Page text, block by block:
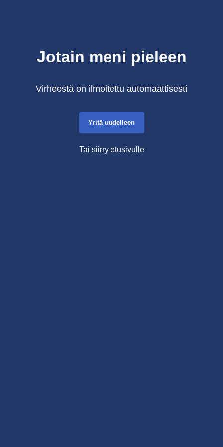
Jotain meni pieleen
Virheestä on ilmoitettu automaattisesti
Yritä uudelleen
Tai siirry etusivulle